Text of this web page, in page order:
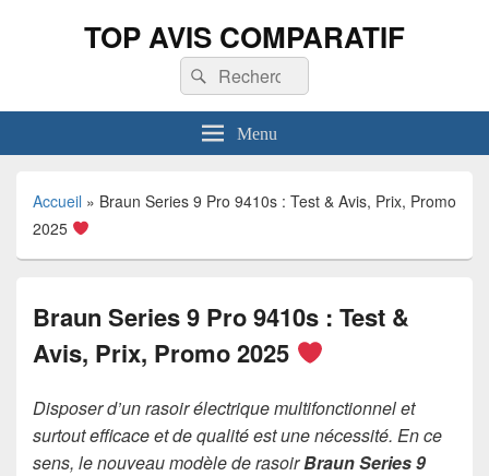
TOP AVIS COMPARATIF
Recherche :
Rechercher
Menu
Accueil » Braun Series 9 Pro 9410s : Test & Avis, Prix, Promo
2025
Braun Series 9 Pro 9410s : Test &
Avis, Prix, Promo 2025
Disposer d’un rasoir électrique multifonctionnel et
surtout efficace et de qualité est une nécessité. En ce
sens, le nouveau modèle de rasoirBraun Series 9